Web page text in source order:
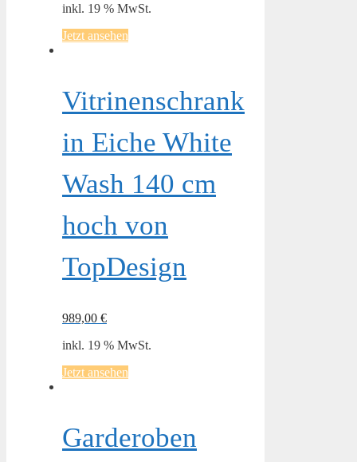
inkl. 19 % MwSt.
Jetzt ansehen
Vitrinenschrank
in Eiche White
Wash 140 cm
hoch von
TopDesign
989,00 €
inkl. 19 % MwSt.
Jetzt ansehen
Garderoben